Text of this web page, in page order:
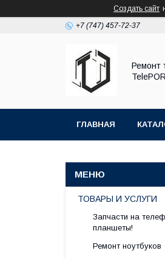
Создать сайт
+7 (747) 457-72-37
Ремонт
ГЛАВНАЯ
ТОВАРЫ И УСЛУГИ
Запчасти на
планшеты!
Ремонт ноутбуков